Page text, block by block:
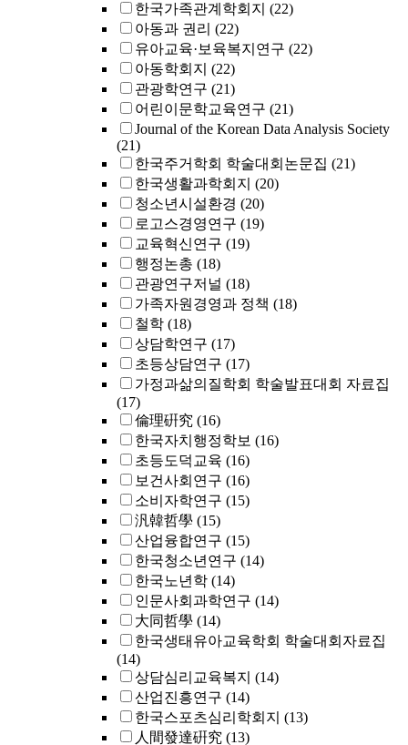
한국가족관계학회지 (22)
아동과 권리 (22)
유아교육·보육복지연구 (22)
아동학회지 (22)
관광학연구 (21)
어린이문학교육연구 (21)
Journal of the Korean Data Analysis Society
(21)
한국주거학회 학술대회논문집 (21)
한국생활과학회지 (20)
청소년시설환경 (20)
로고스경영연구 (19)
교육혁신연구 (19)
행정논총 (18)
관광연구저널 (18)
가족자원경영과 정책 (18)
철학 (18)
상담학연구 (17)
초등상담연구 (17)
가정과삶의질학회 학술발표대회 자료집
(17)
倫理硏究 (16)
한국자치행정학보 (16)
초등도덕교육 (16)
보건사회연구 (16)
소비자학연구 (15)
汎韓哲學 (15)
산업융합연구 (15)
한국청소년연구 (14)
한국노년학 (14)
인문사회과학연구 (14)
大同哲學 (14)
한국생태유아교육학회 학술대회자료집
(14)
상담심리교육복지 (14)
산업진흥연구 (14)
한국스포츠심리학회지 (13)
人間發達硏究 (13)